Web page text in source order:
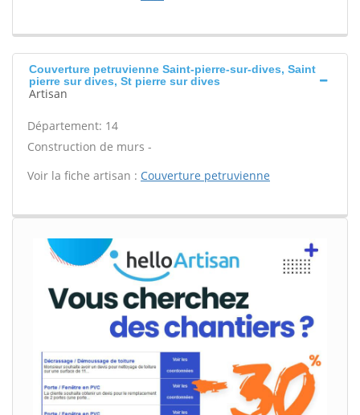
Couverture petruvienne Saint-pierre-sur-dives, Saint
pierre sur dives, St pierre sur dives
Artisan
Département: 14
Construction de murs -
Voir la fiche artisan : Couverture petruvienne